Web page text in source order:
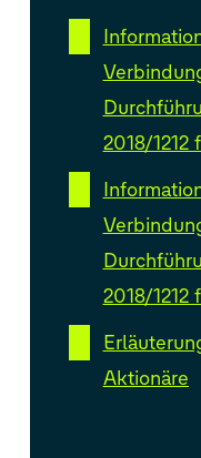
2018/1212
2018/1212
Aktionäre